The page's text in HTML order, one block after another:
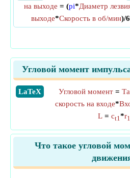
на выходе = (pi*Диаметр
выходе*Скорость в об/мин)/
Угловой момент
​LaTeX Угловой момент=
скорость на входе*
L = ct1*r1
Что такое угловой